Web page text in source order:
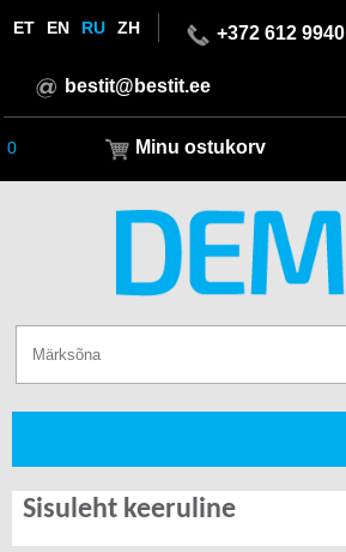
ET EN RU ZH +372 612 9940
bestit@bestit.ee
0 Minu ostukorv
Sisuleht keeruline